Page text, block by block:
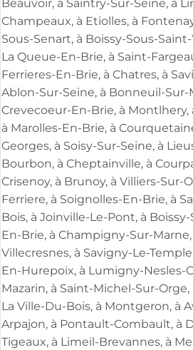
Beauvoir, à Saintry-Sur-Seine, à
Champeaux, à Etiolles, à
Sous-Senart, à Boissy-Sous-
La Queue-En-Brie, à Saint-
Ferrieres-En-Brie, à Chatres, à
Ablon-Sur-Seine, à Bonneuil-Sur-
Crevecoeur-En-Brie, à Montlhery,
à Marolles-En-Brie, à
Georges, à Soisy-Sur-Seine, à
Bourbon, à Cheptainville, à
Crisenoy, à Brunoy, à Villiers-Sur-
Ferriere, à Soignolles-En-Brie, à
Bois, à Joinville-Le-Pont, à
En-Brie, à Champigny-Sur-
Villecresnes, à Savigny-Le-
En-Hurepoix, à Lumigny-Nesles-
Mazarin, à Saint-Michel-Sur-
La Ville-Du-Bois, à Montgeron, à
Arpajon, à Pontault-Combault, à
Tigeaux, à Limeil-Brevannes, à